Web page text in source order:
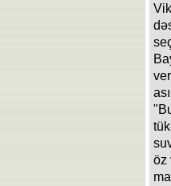
öz